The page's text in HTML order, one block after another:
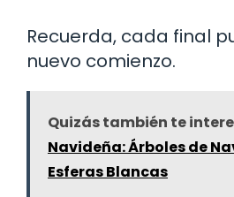
Recuerda, cada final
nuevo comienzo.
Quizás también te
Navideña: Árboles de
Esferas Blancas